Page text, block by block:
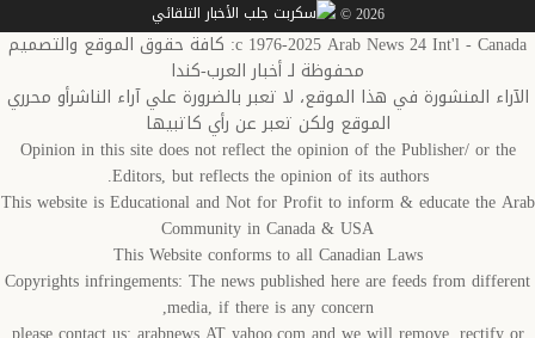
2026 ©
c 1976-2025 Arab News 24 Int'l - Canada: كافة حقوق الموقع والتصميم
محفوظة لـ أخبار العرب-كندا
الآراء المنشورة في هذا الموقع، لا تعبر بالضرورة علي آراء الناشرأو محرري
الموقع ولكن تعبر عن رأي كاتبيها
Opinion in this site does not reflect the opinion of the Publisher/ or the
Editors, but reflects the opinion of its authors.
This website is Educational and Not for Profit to inform & educate the Arab
Community in Canada & USA
This Website conforms to all Canadian Laws
Copyrights infringements: The news published here are feeds from different
media, if there is any concern,